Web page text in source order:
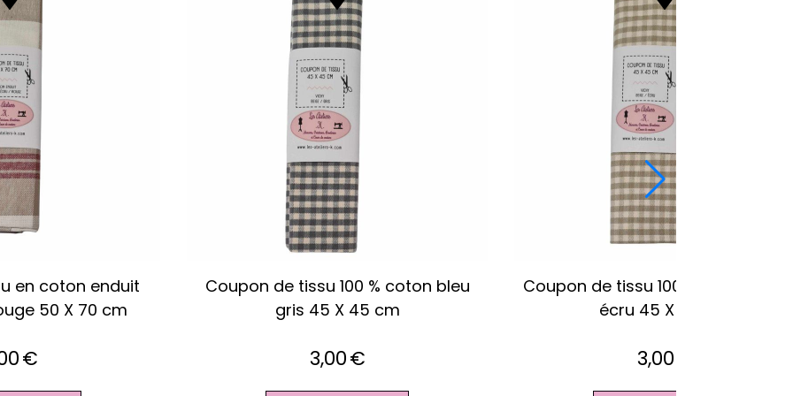
Coupon de tissu 100 % lin vert anis
Coupon de tissu 100 % lin imprimé
peint coquelicot 28 X 150cm